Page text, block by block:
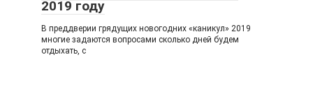
2019 году
В преддверии грядущих новогодних «каникул» 2019
многие задаются вопросами сколько дней будем
отдыхать, с